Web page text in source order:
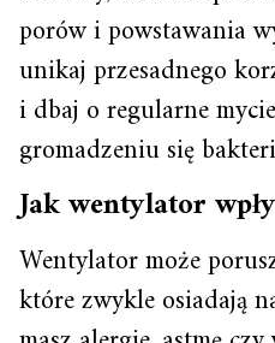
porów i powstawania
unikaj przesadnego
i dbaj o regularne
gromadzeniu się
Jak wentylator
Wentylator może
które zwykle osiadają